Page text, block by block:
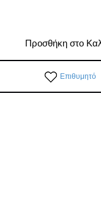
Προσθήκη στο
Επιθυμητό